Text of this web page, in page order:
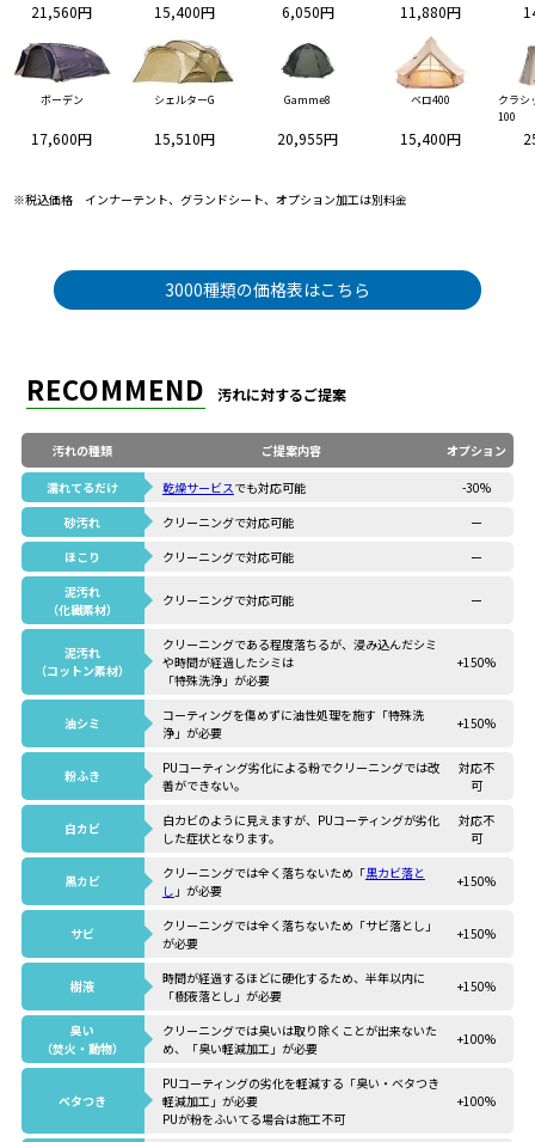
21,560円 15,400円 6,050円 11,880円
ボーデン
17,600円
シェルターG
15,510円
Gamme8
20,955円
ベロ400
15,400円
クラシ
100
※税込価格 インナーテント、グランドシート、オプション加工は別料金
3000種類の価格表はこちら
RECOMMEND 汚れに対するご提案
汚れの種類 ご提案内容 オプション
濡れてるだけ 乾燥サービス でも対応可能
-30%
砂汚れ
クリーニングで対応可能
ー
ほこり
クリーニングで対応可能
ー
泥汚れ
（化繊素材）
クリーニングで対応可能 ー
泥汚れ
（コットン素材）
クリーニングである程度落ちるが、浸み込んだシミ
や時間が経過したシミは
「特殊洗浄」が必要
+150%
油シミ
コーティングを傷めずに油性処理を施す「特殊洗
浄」が必要
+150%
粉ふき
PUコーティング劣化による粉でクリーニングでは改
善ができない。
対応不
可
白カビ
白カビのように見えますが、PUコーティングが劣化
した症状となります。
対応不
可
黒カビ クリーニングでは全く落ちないため「黒カビ落と
し 」が必要
+150%
サビ
クリーニングでは全く落ちないため「サビ落とし」
が必要
+150%
樹液
時間が経過するほどに硬化するため、半年以内に
「樹液落とし」が必要
+150%
臭い
（焚火・動物）
クリーニングでは臭いは取り除くことが出来ないた
め、「臭い軽減加工」が必要
+100%
ベタつき
PUコーティングの劣化を軽減する「臭い・ベタつき
軽減加工」が必要
PUが粉をふいてる場合は施工不可
+100%